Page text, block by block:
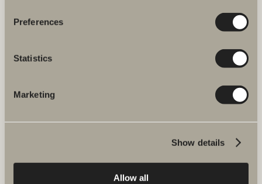
Preferences
Statistics
Marketing
Show details
Allow all
Ritverktyg